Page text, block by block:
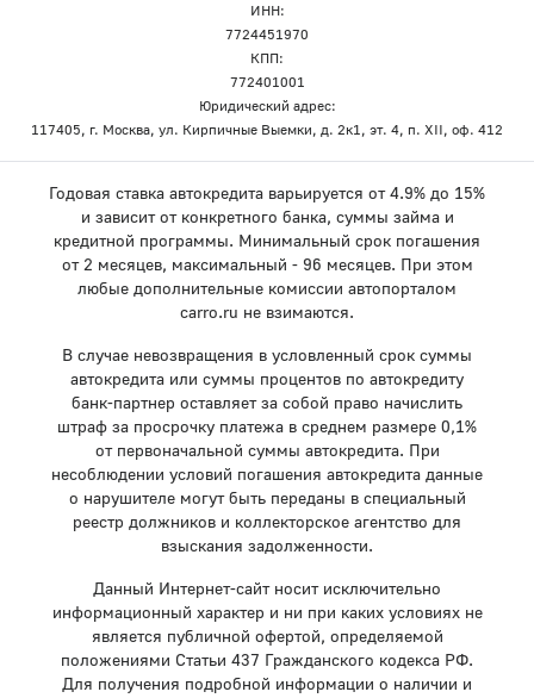
ИНН:
7724451970
КПП:
772401001
Юридический адрес:
117405, г. Москва, ул. Кирпичные Выемки, д. 2к1, эт. 4, п. XII, оф. 412
Годовая ставка автокредита варьируется от 4.9% до 15%
и зависит от конкретного банка, суммы займа и
кредитной программы. Минимальный срок погашения
от 2 месяцев, максимальный - 96 месяцев. При этом
любые дополнительные комиссии автопорталом
carro.ru не взимаются.
В случае невозвращения в условленный срок суммы
автокредита или суммы процентов по автокредиту
банк-партнер оставляет за собой право начислить
штраф за просрочку платежа в среднем размере 0,1%
от первоначальной суммы автокредита. При
несоблюдении условий погашения автокредита данные
о нарушителе могут быть переданы в специальный
реестр должников и коллекторское агентство для
взыскания задолженности.
Данный Интернет-сайт носит исключительно
информационный характер и ни при каких условиях не
является публичной офертой, определяемой
положениями Статьи 437 Гражданского кодекса РФ.
Для получения подробной информации о наличии и